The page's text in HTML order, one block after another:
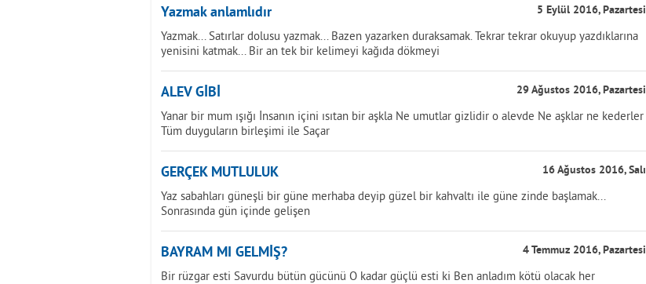
Yazmak anlamlıdır 5 Eylül 2016, Pazartesi
Yazmak... Satırlar dolusu yazmak... Bazen yazarken duraksamak. Tekrar tekrar okuyup yazdıklarına
yenisini katmak... Bir an tek bir kelimeyi kağıda dökmeyi
ALEV GİBİ 29 Ağustos 2016, Pazartesi
Yanar bir mum ışığı İnsanın içini ısıtan bir aşkla Ne umutlar gizlidir o alevde Ne aşklar ne kederler
Tüm duyguların birleşimi ile Saçar
GERÇEK MUTLULUK 16 Ağustos 2016, Salı
Yaz sabahları güneşli bir güne merhaba deyip güzel bir kahvaltı ile güne zinde başlamak...
Sonrasında gün içinde gelişen
BAYRAM MI GELMİŞ? 4 Temmuz 2016, Pazartesi
Bir rüzgar esti Savurdu bütün gücünü O kadar güçlü esti ki Ben anladım kötü olacak her